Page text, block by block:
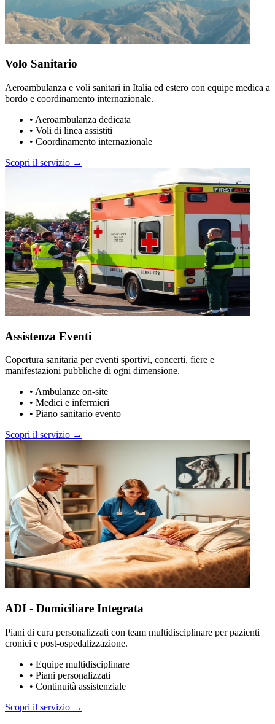
Volo Sanitario
Aeroambulanza e voli sanitari in Italia ed estero con equipe medica a
bordo e coordinamento internazionale.
• Aeroambulanza dedicata
• Voli di linea assistiti
• Coordinamento internazionale
Scopri il servizio →
Assistenza Eventi
Copertura sanitaria per eventi sportivi, concerti, fiere e
manifestazioni pubbliche di ogni dimensione.
• Ambulanze on-site
• Medici e infermieri
• Piano sanitario evento
Scopri il servizio →
ADI - Domiciliare Integrata
Piani di cura personalizzati con team multidisciplinare per pazienti
cronici e post-ospedalizzazione.
• Equipe multidisciplinare
• Piani personalizzati
• Continuità assistenziale
Scopri il servizio →